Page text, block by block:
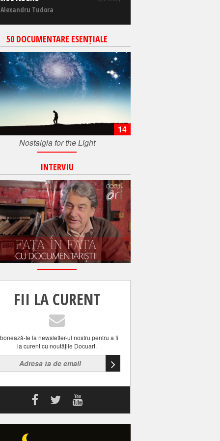
Tudora
50 DOCUMENTARE ESENȚIALE
Nostalgia for the Light
14
INTERVIU
FII LA CURENT
te la newsletter-ul nostru pentru a fi
la curent cu noutăţile Docuart.